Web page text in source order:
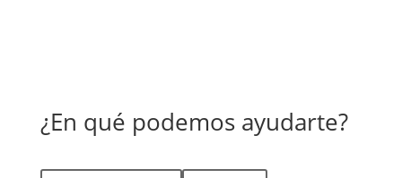
¿En qué podemos ayudarte?